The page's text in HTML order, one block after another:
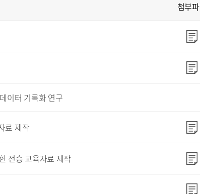
첨부
이터 기록화 연구
료 제작
전승 교육자료 제작